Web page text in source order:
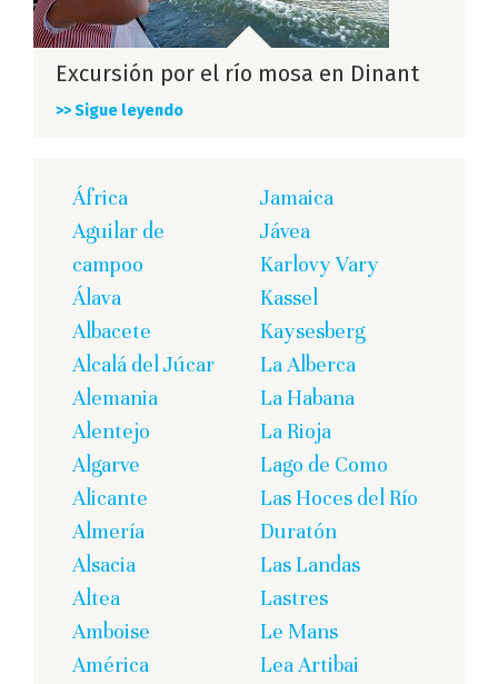
Excursión por el río mosa en Dinant
>> Sigue leyendo
África
Aguilar de
campoo
Álava
Albacete
Alcalá del Júcar
Alemania
Alentejo
Algarve
Alicante
Almería
Alsacia
Altea
Amboise
América
Jamaica
Jávea
Karlovy Vary
Kassel
Kaysesberg
La Alberca
La Habana
La Rioja
Lago de Como
Las Hoces del Río
Duratón
Las Landas
Lastres
Le Mans
Lea Artibai